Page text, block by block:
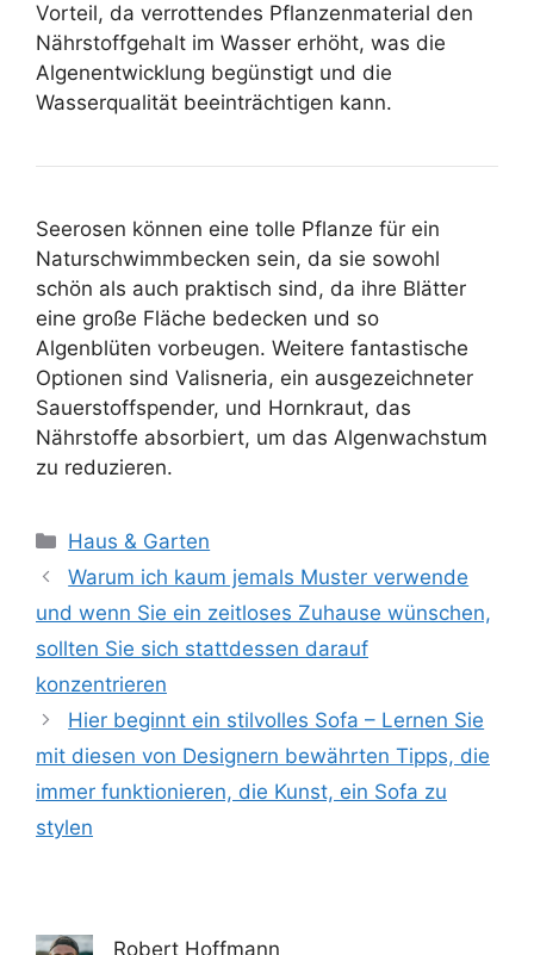
Vorteil, da verrottendes Pflanzenmaterial den
Nährstoffgehalt im Wasser erhöht, was die
Algenentwicklung begünstigt und die
Wasserqualität beeinträchtigen kann.
Seerosen können eine tolle Pflanze für ein
Naturschwimmbecken sein, da sie sowohl
schön als auch praktisch sind, da ihre Blätter
eine große Fläche bedecken und so
Algenblüten vorbeugen. Weitere fantastische
Optionen sind Valisneria, ein ausgezeichneter
Sauerstoffspender, und Hornkraut, das
Nährstoffe absorbiert, um das Algenwachstum
zu reduzieren.
Kategorien
Haus & Garten
Warum ich kaum jemals Muster verwende
und wenn Sie ein zeitloses Zuhause wünschen,
sollten Sie sich stattdessen darauf
konzentrieren
Hier beginnt ein stilvolles Sofa – Lernen Sie
mit diesen von Designern bewährten Tipps, die
immer funktionieren, die Kunst, ein Sofa zu
stylen
Robert Hoffmann